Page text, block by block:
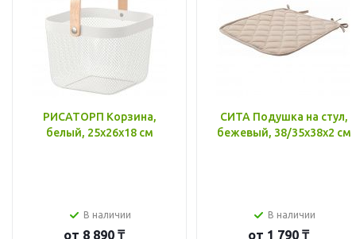
РИСАТОРП Корзина,
белый, 25x26x18 см
В наличии
от 8 890 ₸
СИТА Подушка на стул,
бежевый, 38/35x38x2 см
В наличии
от 1 790 ₸